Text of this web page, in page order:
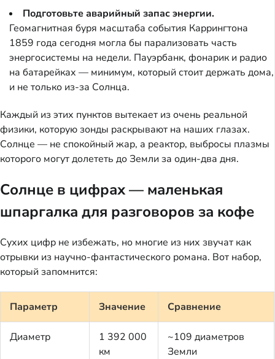
Подготовьте аварийный запас энергии.
Геомагнитная буря масштаба события Каррингтона
1859 года сегодня могла бы парализовать часть
энергосистемы на недели. Пауэрбанк, фонарик и радио
на батарейках — минимум, который стоит держать дома,
и не только из-за Солнца.
Каждый из этих пунктов вытекает из очень реальной
физики, которую зонды раскрывают на наших глазах.
Солнце — не спокойный жар, а реактор, выбросы плазмы
которого могут долететь до Земли за один-два дня.
Солнце в цифрах — маленькая
шпаргалка для разговоров за кофе
Сухих цифр не избежать, но многие из них звучат как
отрывки из научно-фантастического романа. Вот набор,
который запомнится:
Параметр Значение Сравнение
Диаметр
1 392 000
км
~109 диаметров
Земли